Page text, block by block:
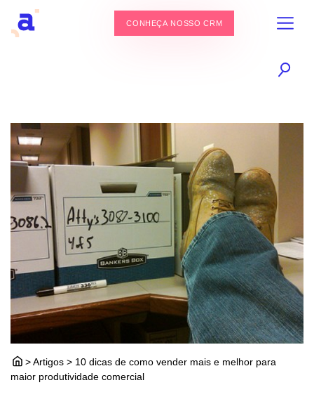
CONHEÇA NOSSO CRM
> Artigos > 10 dicas de como vender mais e melhor para
maior produtividade comercial